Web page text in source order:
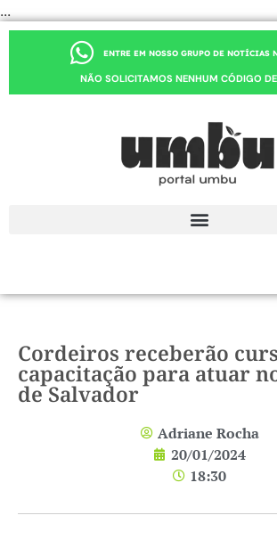
...
ENTRE EM NOSSO GRUPO DE NOTÍCIAS
NÃO SOLICITAMOS NENHUM CÓDIGO
Cordeiros receberão
capacitação para atuar
de Salvador
Adriane Rocha
20/01/2024
18:30